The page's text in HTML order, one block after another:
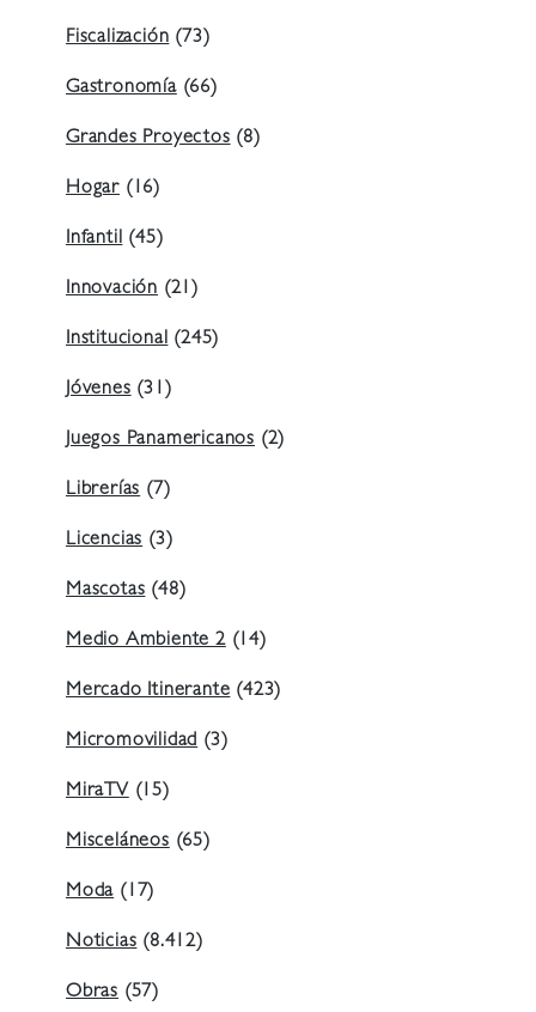
Fiscalización(73)
Gastronomía(66)
Grandes Proyectos(8)
Hogar (16)
Infantil(45)
Innovación (21)
Institucional(245)
Jóvenes(31)
Juegos Panamericanos (2)
Librerías(7)
Licencias(3)
Mascotas(48)
Medio Ambiente 2(14)
Mercado Itinerante(423)
Micromovilidad(3)
MiraTV(15)
Misceláneos(65)
Moda(17)
Noticias(8.412)
Obras (57)